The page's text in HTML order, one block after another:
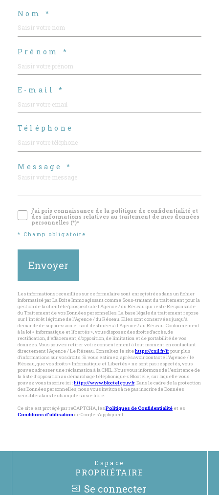
Nom *
Prénom *
E-mail *
Téléphone
Message *
j'ai pris connaissance de la politique de confidentialité et
des informations relatives au traitement de mes données
personnelles (*)*
* Champ obligatoire
Envoyer
Les informations recueillies sur ce formulaire sont enregistrées dans un fichier
informatisé par La Boite Immo agissant comme Sous-traitant du traitement pour la
gestion de la clientèle/prospects de l'Agence / du Réseau qui reste Responsable
du Traitement de vos Données personnelles. La base légale du traitement repose
sur l'intérêt légitime de l'Agence / du Réseau. Elles sont conservées jusqu'à
demande de suppression et sont destinées à l'Agence / au Réseau. Conformément
à la loi « informatique et libertés », vous disposez des droits d’accès, de
rectification, d’effacement, d’opposition, de limitation et de portabilité de vos
données. Vous pouvez retirer votre consentement à tout moment en contactant
directement l’Agence / Le Réseau. Consultez le sitehttps://cnil.fr/frpour plus
d’informations sur vos droits. Si vous estimez, après avoir contacté l'Agence / le
Réseau, que vos droits « Informatique et Libertés » ne sont pas respectés, vous
pouvez adresser une réclamation à la CNIL. Nous vous informons de l’existence de
la liste d'opposition au démarchage téléphonique « Bloctel », sur laquelle vous
pouvez vous inscrire ici :https://www.bloctel.gouv.fr. Dans le cadre de la protection
des Données personnelles, nous vous invitons à ne pas inscrire de Données
sensibles dans le champ de saisie libre.
Ce site est protégé par reCAPTCHA, lesPolitiques de Confidentialité et es
Conditions d'utilisationde Google s'appliquent.
Espace
PROPRIÉTAIRE
Se connecter